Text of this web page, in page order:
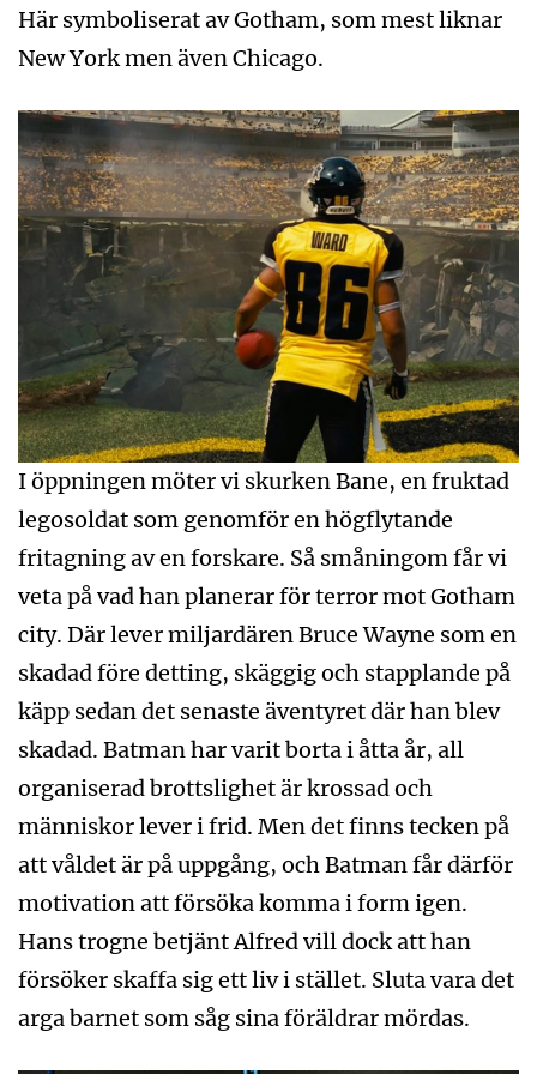
Här symboliserat av Gotham, som mest liknar
New York men även Chicago.
I öppningen möter vi skurken Bane, en fruktad
legosoldat som genomför en högflytande
fritagning av en forskare. Så småningom får vi
veta på vad han planerar för terror mot Gotham
city. Där lever miljardären Bruce Wayne som en
skadad före detting, skäggig och stapplande på
käpp sedan det senaste äventyret där han blev
skadad. Batman har varit borta i åtta år, all
organiserad brottslighet är krossad och
människor lever i frid. Men det finns tecken på
att våldet är på uppgång, och Batman får därför
motivation att försöka komma i form igen.
Hans trogne betjänt Alfred vill dock att han
försöker skaffa sig ett liv i stället. Sluta vara det
arga barnet som såg sina föräldrar mördas.